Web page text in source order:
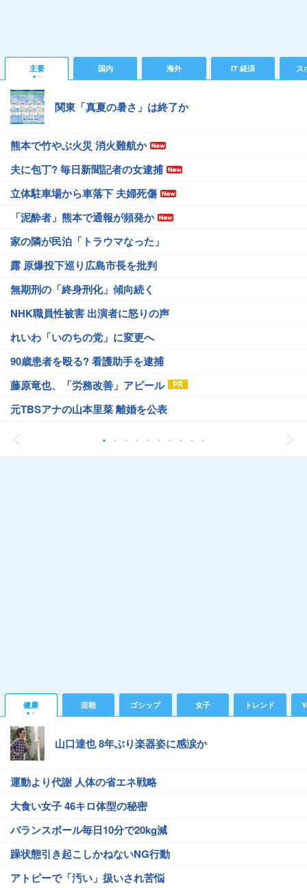
主要 国内 海外 IT 経済 ス
関東「真夏の暑さ」は終了か
熊本で竹やぶ火災 消火難航か
夫に包丁? 毎日新聞記者の女逮捕
立体駐車場から車落下 夫婦死傷
「泥酔者」熊本で通報が頻発か
家の隣が民泊「トラウマなった」
露 原爆投下巡り広島市長を批判
無期刑の「終身刑化」傾向続く
NHK職員性被害 出演者に怒りの声
れいわ「いのちの党」に変更へ
90歳患者を殴る? 看護助手を逮捕
藤原竜也、「労務改善」アピール
元TBSアナの山本里菜 離婚を公表
健康 芸能 ゴシップ 女子 トレンド
山口達也 8年ぶり楽器姿に感涙か
運動より代謝 人体の省エネ戦略
大食い女子 46キロ体型の秘密
バランスボール毎日10分で20kg減
躁状態引き起こしかねないNG行動
アトピーで「汚い」扱いされ苦悩